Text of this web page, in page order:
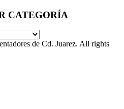
CATEGORÍA
de Cd. Juarez. All rights